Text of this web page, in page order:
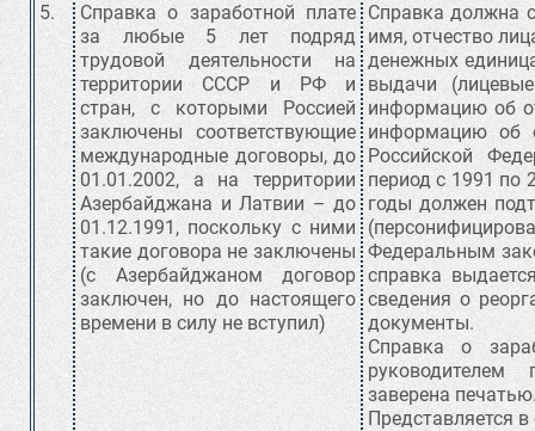
5.
Справка о заработной плате
за любые 5 лет подряд
трудовой деятельности на
территории СССР и РФ и
стран, с которыми Россией
заключены соответствующие
международные договоры, до
01.01.2002, а на территории
Азербайджана и Латвии – до
01.12.1991, поскольку с ними
такие договора не заключены
(с Азербайджаном договор
заключен, но до настоящего
времени в силу не вступил)
Справка должна
имя, отчество
денежных
выдачи
информацию об
информацию об
Российской
период с 1991 по
годы должен
Федеральным
справка
сведения о
документы.
Справка о
заверена
Представляется в